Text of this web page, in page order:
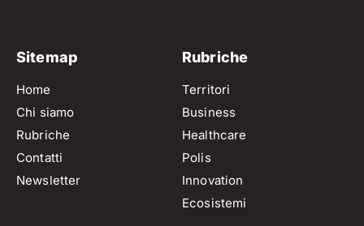
Sitemap
Home
Chi siamo
Rubriche
Contatti
Newsletter
Rubriche
Territori
Business
Healthcare
Polis
Innovation
Ecosistemi